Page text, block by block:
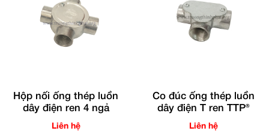
Hộp nối ống thép luồn
dây điện ren 4 ngả
Liên hệ
Co đúc ống thép luồn
dây điện T ren TTP®
Liên hệ